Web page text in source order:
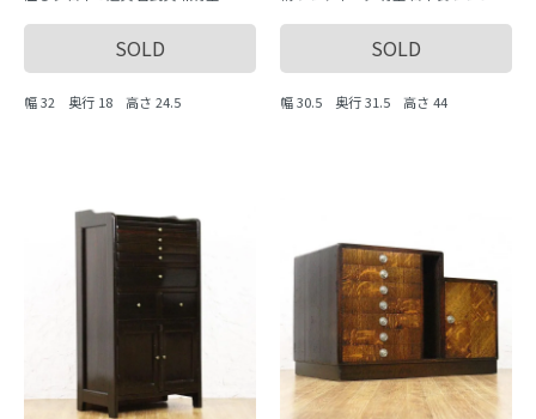
SOLD
幅 32 奥行 18 高さ 24.5
SOLD
幅 30.5 奥行 31.5 高さ 44